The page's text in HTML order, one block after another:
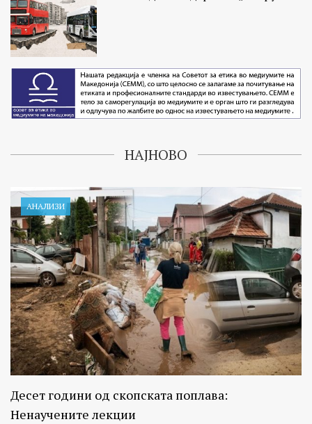
НАЈНОВО
АНАЛИЗИ
Десет години од скопската поплава:
Ненаучените лекции